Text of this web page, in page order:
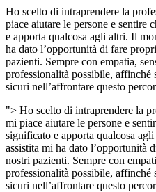
Ho scelto di intraprendere la
piace aiutare le persone e sentire
e apporta qualcosa agli altri. Il
ha dato l’opportunità di fare
pazienti. Sempre con empatia,
professionalità possibile, affinché
sicuri nell’affrontare questo
"> Ho scelto di intraprendere la
mi piace aiutare le persone e
significato e apporta qualcosa
assistita mi ha dato l’opportunità
nostri pazienti. Sempre con
professionalità possibile, affinché
sicuri nell’affrontare questo